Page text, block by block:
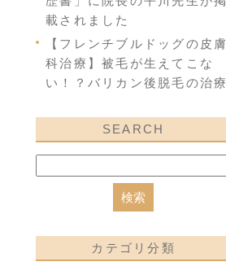
載されました
【フレンチブルドッグの皮膚
科治療】被毛が生えてこな
い！？バリカン後脱毛の治療
SEARCH
カテゴリ分類